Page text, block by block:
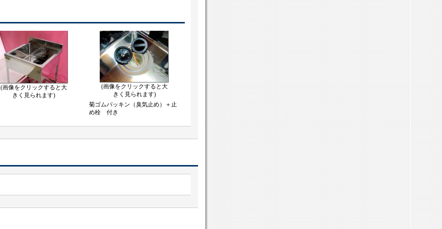
(画像をクリックすると大
きく見られます)
(画像をクリックすると大
きく見られます)
菊ゴムパッキン（臭気止め）＋止
め栓 付き